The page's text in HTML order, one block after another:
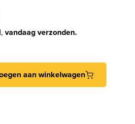
vandaag verzonden.
nachtslot SL56 met witte voorplaat
aan winkelwagen